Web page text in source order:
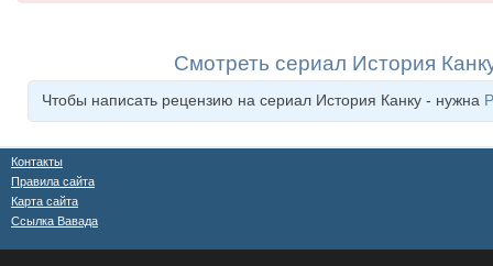
Смотреть сериал История
Чтобы написать рецензию на сериал История Канку - нужна
Контакты
Правила сайта
Карта сайта
Ссылка Вавада